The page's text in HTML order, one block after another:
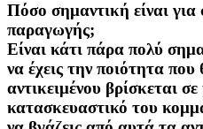
Πόσο σημαντική είναι για
παραγωγής;
Είναι κάτι πάρα πολύ
να έχεις την ποιότητα που
αντικειμένου βρίσκεται
κατασκευαστικό του